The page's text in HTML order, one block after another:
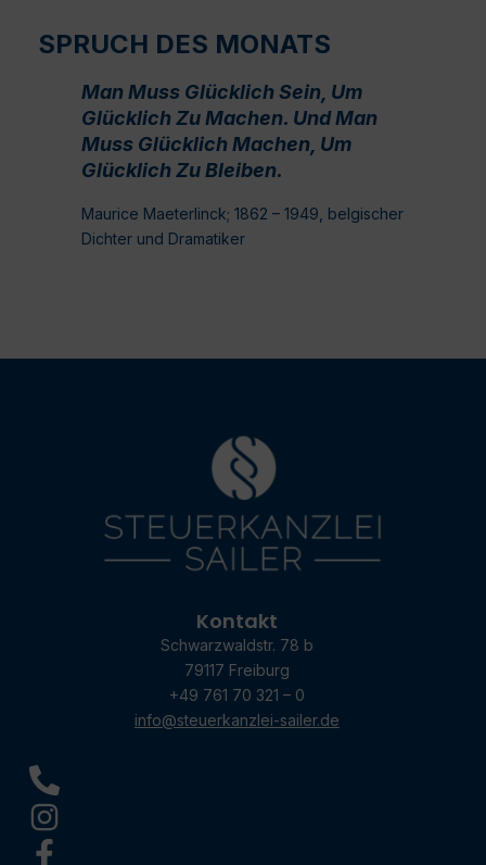
SPRUCH DES MONATS
Man Muss Glücklich Sein, Um
Glücklich Zu Machen. Und Man
Muss Glücklich Machen, Um
Glücklich Zu Bleiben.
Maurice Maeterlinck; 1862 – 1949, belgischer
Dichter und Dramatiker
Kontakt
Schwarzwaldstr. 78 b
79117 Freiburg
+49 761 70 321 – 0
info@steuerkanzlei-sailer.de